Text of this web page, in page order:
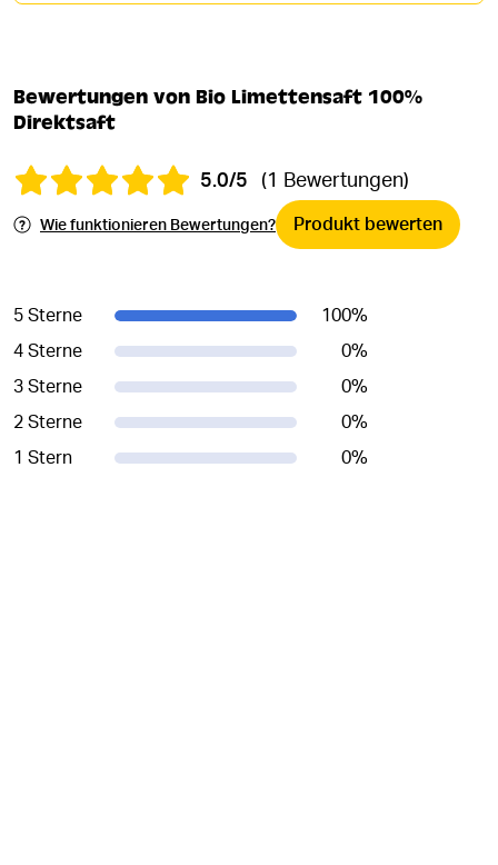
Bewertungen von Bio Limettensaft 100%
Direktsaft
5.0/5 (1 Bewertungen)
Wie funktionieren Bewertungen? Produkt bewerten
5 Sterne 100%
4 Sterne
0%
3 Sterne
0%
2 Sterne
0%
1 Stern
0%